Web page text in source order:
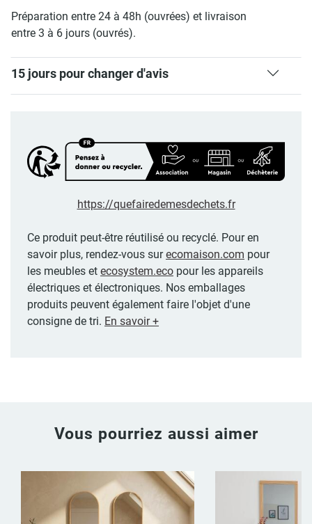
Préparation entre 24 à 48h (ouvrées) et livraison
entre 3 à 6 jours (ouvrés).
15 jours pour changer d'avis
https://quefairedemesdechets.fr
Ce produit peut-être réutilisé ou recyclé. Pour en
savoir plus, rendez-vous surecomaison.com pour
les meubles et ecosystem.eco pour les appareils
électriques et électroniques. Nos emballages
produits peuvent également faire l'objet d'une
consigne de tri. En savoir +
Vous pourriez aussi aimer